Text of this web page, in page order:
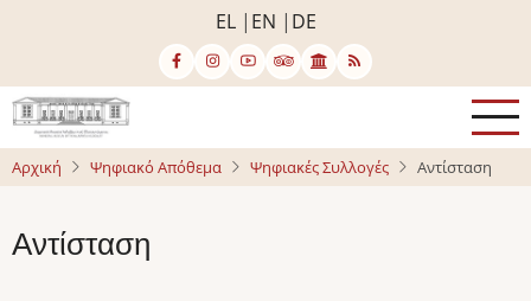
κυρίως
περιεχόμενο
EL EN DE
Αρχική Ψηφιακό Απόθεμα Ψηφιακές Συλλογές Αντίσταση
Αντίσταση